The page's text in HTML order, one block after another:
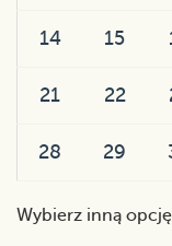
14 15
21 22
28 29
Wybierz inną